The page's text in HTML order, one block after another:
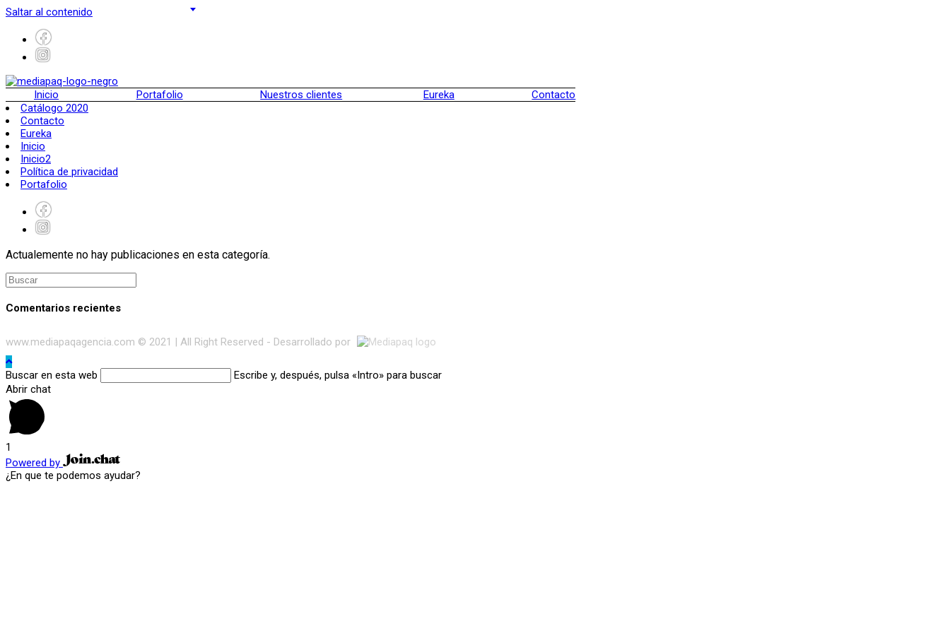
Saltar al contenido
Inicio Portafolio Nuestros clientes Eureka
Contacto
Catálogo 2020
Contacto
Eureka
Inicio
Inicio2
Política de privacidad
Portafolio
Actualemente no hay publicaciones en esta categoría.
Comentarios recientes
www.mediapaqagencia.com © 2021 | All Right Reserved - Desarrollado por
Buscar en esta web
Escribe y, después, pulsa «Intro» para buscar
Abrir chat
1
Powered by
¿En que te podemos ayudar?